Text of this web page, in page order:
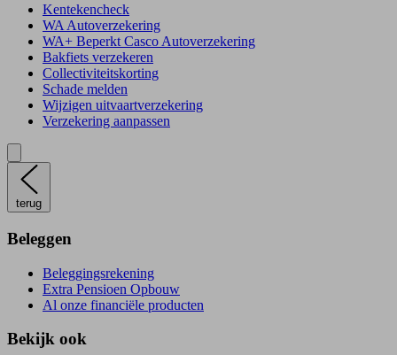
Kentekencheck
WA Autoverzekering
WA+ Beperkt Casco Autoverzekering
Bakfiets verzekeren
Collectiviteitskorting
Schade melden
Wijzigen uitvaartverzekering
Verzekering aanpassen
terug
Beleggen
Beleggingsrekening
Extra Pensioen Opbouw
Al onze financiële producten
Bekijk ook